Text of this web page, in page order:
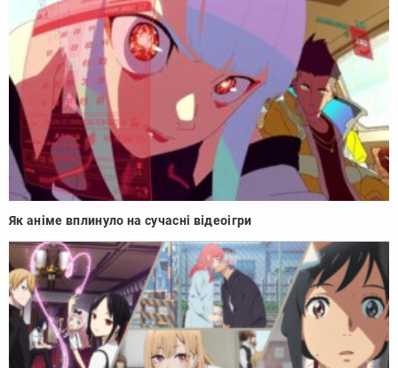
Як аніме вплинуло на сучасні відеоігри